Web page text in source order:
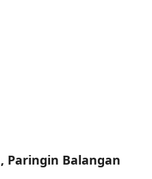
Paringin Balangan